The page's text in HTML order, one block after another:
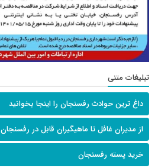
تبلیغات متنی
داغ ترین حوادث رفسنجان را اینجا بخوانید
از مدیران غافل تا ماهیگیران قابل در رفسنجان
خرید پسته رفسنجان